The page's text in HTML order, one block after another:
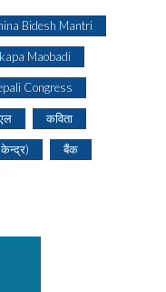
Bidesh Mantri
Maobadi
Congress
कविता
बैंक